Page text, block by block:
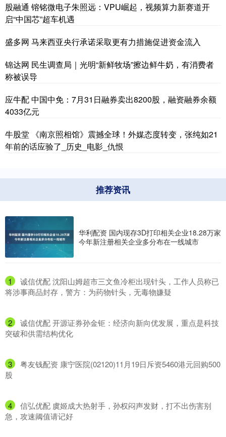
股融通 镕铭微电子朱照远：VPU崛起，视频算力新赛道开
启“中国芯”超车机遇
盛多网 马来西亚央行承诺采取更有力措施促进资金流入
锦达网 民生调查局｜光明“新鲜牧场”擦边鲜牛奶，有消费者
称被误导
应牛配 中国中免：7月31日融券卖出8200股，融资融券余额
4033亿元
牛股堂 《南京照相馆》震撼全球！外媒态度转变，张纯如21
年前的话应验了_历史_电影_仇恨
推荐资讯
华利配资 国内现存3D打印相关企业18.28万家
今年新注册相关企业多分布在一线城市
1
​诚信优配 沈阳山姆超市三文鱼冷柜出现针头，工作人员称已
将涉事商品封存，警方：为药物针头，无毒物嫌疑
2
​诚信优配 开源证券孙金钜：经济向新向优发展，重点是科技
突破和供需结构优化
3
​粤友钱配资 康宁医院(02120)11月19日斥资5460港元回购500
股
4
​信弘优配 虞姬成大热射手，孙权闷声发财，打不出伤害别
急，攻速阈值请记好